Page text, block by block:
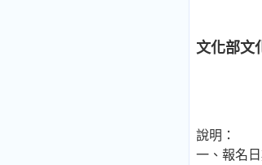
文化部文
說明：
一、報名